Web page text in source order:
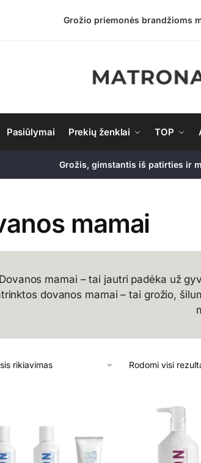
Grožio priemonės brandžioms
Pasiūlymai Prekių ženklai TOP
Grožis, gimstantis iš patirties ir
mamai
Dovanos mamai – tai jautri padėka už
dovanos mamai – tai grožio,
Rodomi visi